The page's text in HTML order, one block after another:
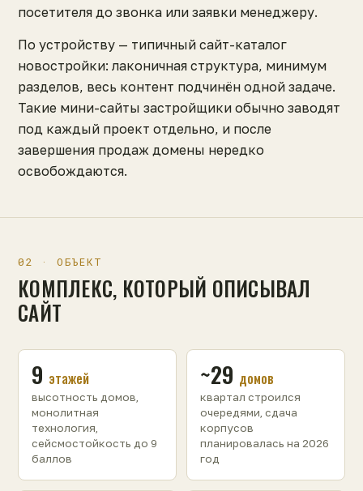
посетителя до звонка или заявки менеджеру.
По устройству — типичный сайт-каталог
новостройки: лаконичная структура, минимум
разделов, весь контент подчинён одной задаче.
Такие мини-сайты застройщики обычно заводят
под каждый проект отдельно, и после
завершения продаж домены нередко
освобождаются.
02 · ОБЪЕКТ
КОМПЛЕКС, КОТОРЫЙ ОПИСЫВАЛ
САЙТ
9 этажей
высотность домов,
монолитная
технология,
сейсмостойкость до 9
баллов
~29 домов
квартал строился
очередями, сдача
корпусов
планировалась на 2026
год